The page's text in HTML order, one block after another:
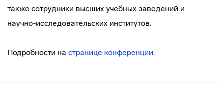
также сотрудники высших учебных заведений и
научно-исследовательских институтов.
Подробности на странице конференции.